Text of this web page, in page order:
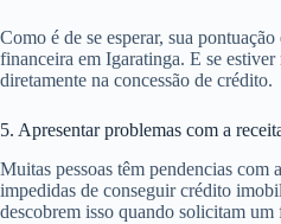
Como é de se esperar, sua
financeira em Igaratinga. E se
diretamente na concessão de crédito.
5. Apresentar problemas com a
Muitas pessoas têm pendencias com
impedidas de conseguir crédito
descobrem isso quando solicitam um